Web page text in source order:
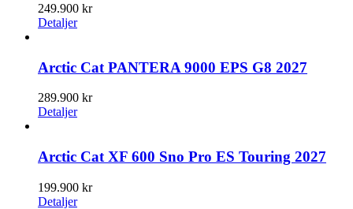
249.900 kr
Detaljer
Arctic Cat PANTERA 9000 EPS G8 2027
289.900 kr
Detaljer
Arctic Cat XF 600 Sno Pro ES Touring 2027
199.900 kr
Detaljer